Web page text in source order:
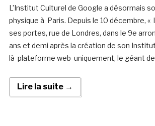
L’Institut Culturel de Google a désormais
physique à Paris. Depuis le 10 décembre,
ses portes, rue de Londres, dans le 9e
ans et demi après la création de son
là plateforme web uniquement, le géant
Lire la suite →